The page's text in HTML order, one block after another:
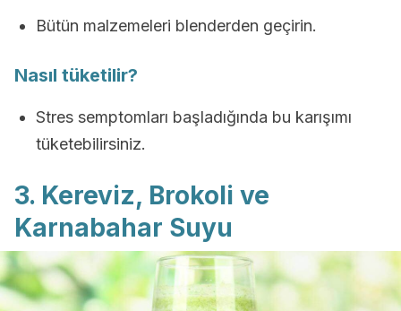
Bütün malzemeleri blenderden geçirin.
Nasıl tüketilir?
Stres semptomları başladığında bu karışımı
tüketebilirsiniz.
3. Kereviz, Brokoli ve
Karnabahar Suyu